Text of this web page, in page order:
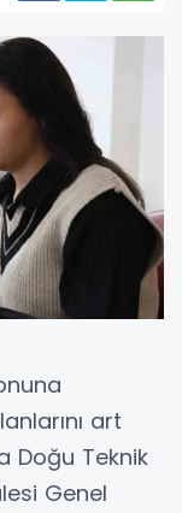
art
Doğu Teknik
Genel